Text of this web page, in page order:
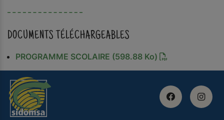
DOCUMENTS TÉLÉCHARGEABLES
PROGRAMME SCOLAIRE (598.88 Ko)